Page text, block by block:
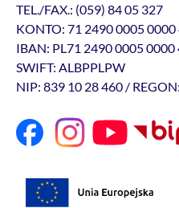
TEL./FAX.: (059) 84 05 327
KONTO: 71 2490 0005
IBAN: PL71 2490 0005
SWIFT: ALBPPLPW
NIP: 839 10 28 460 /